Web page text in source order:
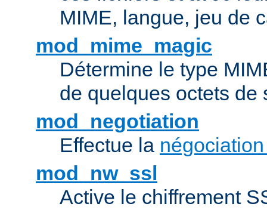
MIME, langue, jeu de
mod_mime_magic
Détermine le type
de quelques octets de
mod_negotiation
Effectue la
mod_nw_ssl
Active le chiffrement